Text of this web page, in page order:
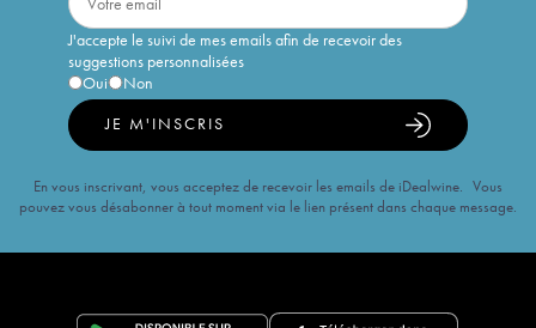
J'accepte le suivi de mes emails afin de recevoir des
suggestions personnalisées
Oui
Non
JE M'INSCRIS
En vous inscrivant, vous acceptez de recevoir les emails de iDealwine. Vous
pouvez vous désabonner à tout moment via le lien présent dans chaque message.